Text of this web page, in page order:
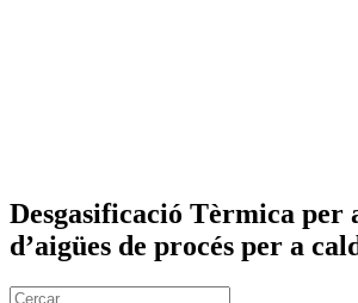
Desgasificació Tèrmica per
d’aigües de procés per a